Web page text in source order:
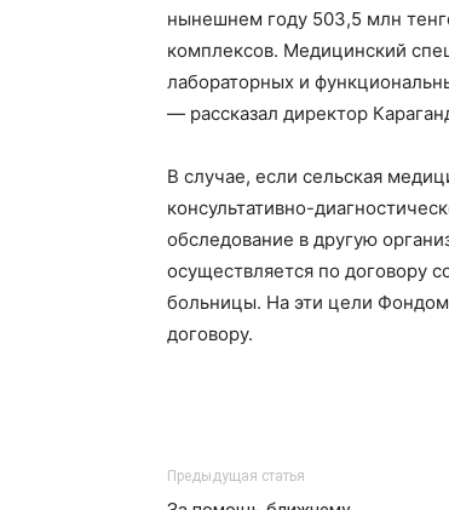
нынешнем году 503,5 млн
комплексов. Медицинский
лабораторных и
— рассказал директор
В случае, если сельская
консультативно-
обследование в другую
осуществляется по договору
больницы. На эти цели
договору.
Предыдущая статья